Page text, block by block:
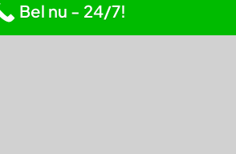
Bel nu - 24/7!